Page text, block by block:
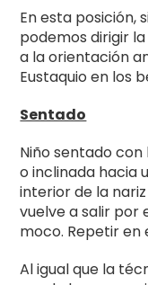
En esta posición,
podemos dirigir
a la orientación
Eustaquio en los
Sentado
Niño sentado
o inclinada hacia
interior de la
vuelve a salir por
moco. Repetir en
Al igual que la